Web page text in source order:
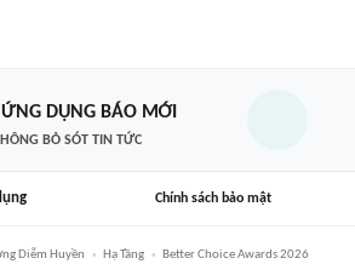
DỤNG BÁO MỚI
BỎ SÓT TIN TỨC
Chính sách bảo mật
Diễm Huyền Hạ Tầng
Better Choice Awards 2026